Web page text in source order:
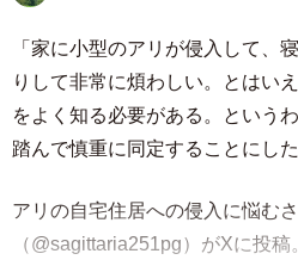
「家に小型のアリが侵入して、
りして非常に煩わしい。とはい
をよく知る必要がある。という
踏んで慎重に同定することにした
アリの自宅住居への侵入に悩む
（@sagittaria251pg）がXに投